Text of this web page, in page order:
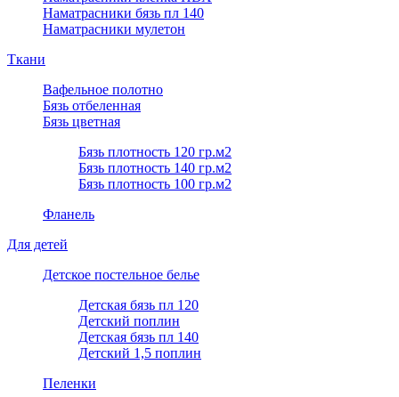
Наматрасники бязь пл 140
Наматрасники мулетон
Ткани
Вафельное полотно
Бязь отбеленная
Бязь цветная
Бязь плотность 120 гр.м2
Бязь плотность 140 гр.м2
Бязь плотность 100 гр.м2
Фланель
Для детей
Детское постельное белье
Детская бязь пл 120
Детский поплин
Детская бязь пл 140
Детский 1,5 поплин
Пеленки